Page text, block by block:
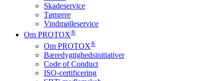
Skadeservice
Tømrere
Vindmølleservice
Om PROTOX®
Om PROTOX®
Bæredygtigheds­initiativer
Code of Conduct
ISO-certificering